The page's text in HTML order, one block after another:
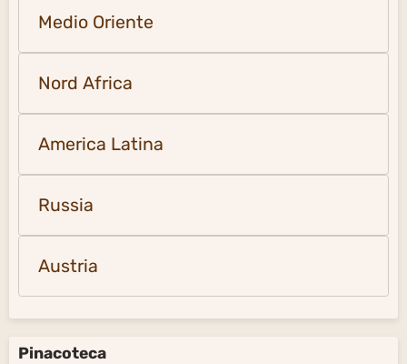
Medio Oriente
Nord Africa
America Latina
Russia
Austria
Pinacoteca